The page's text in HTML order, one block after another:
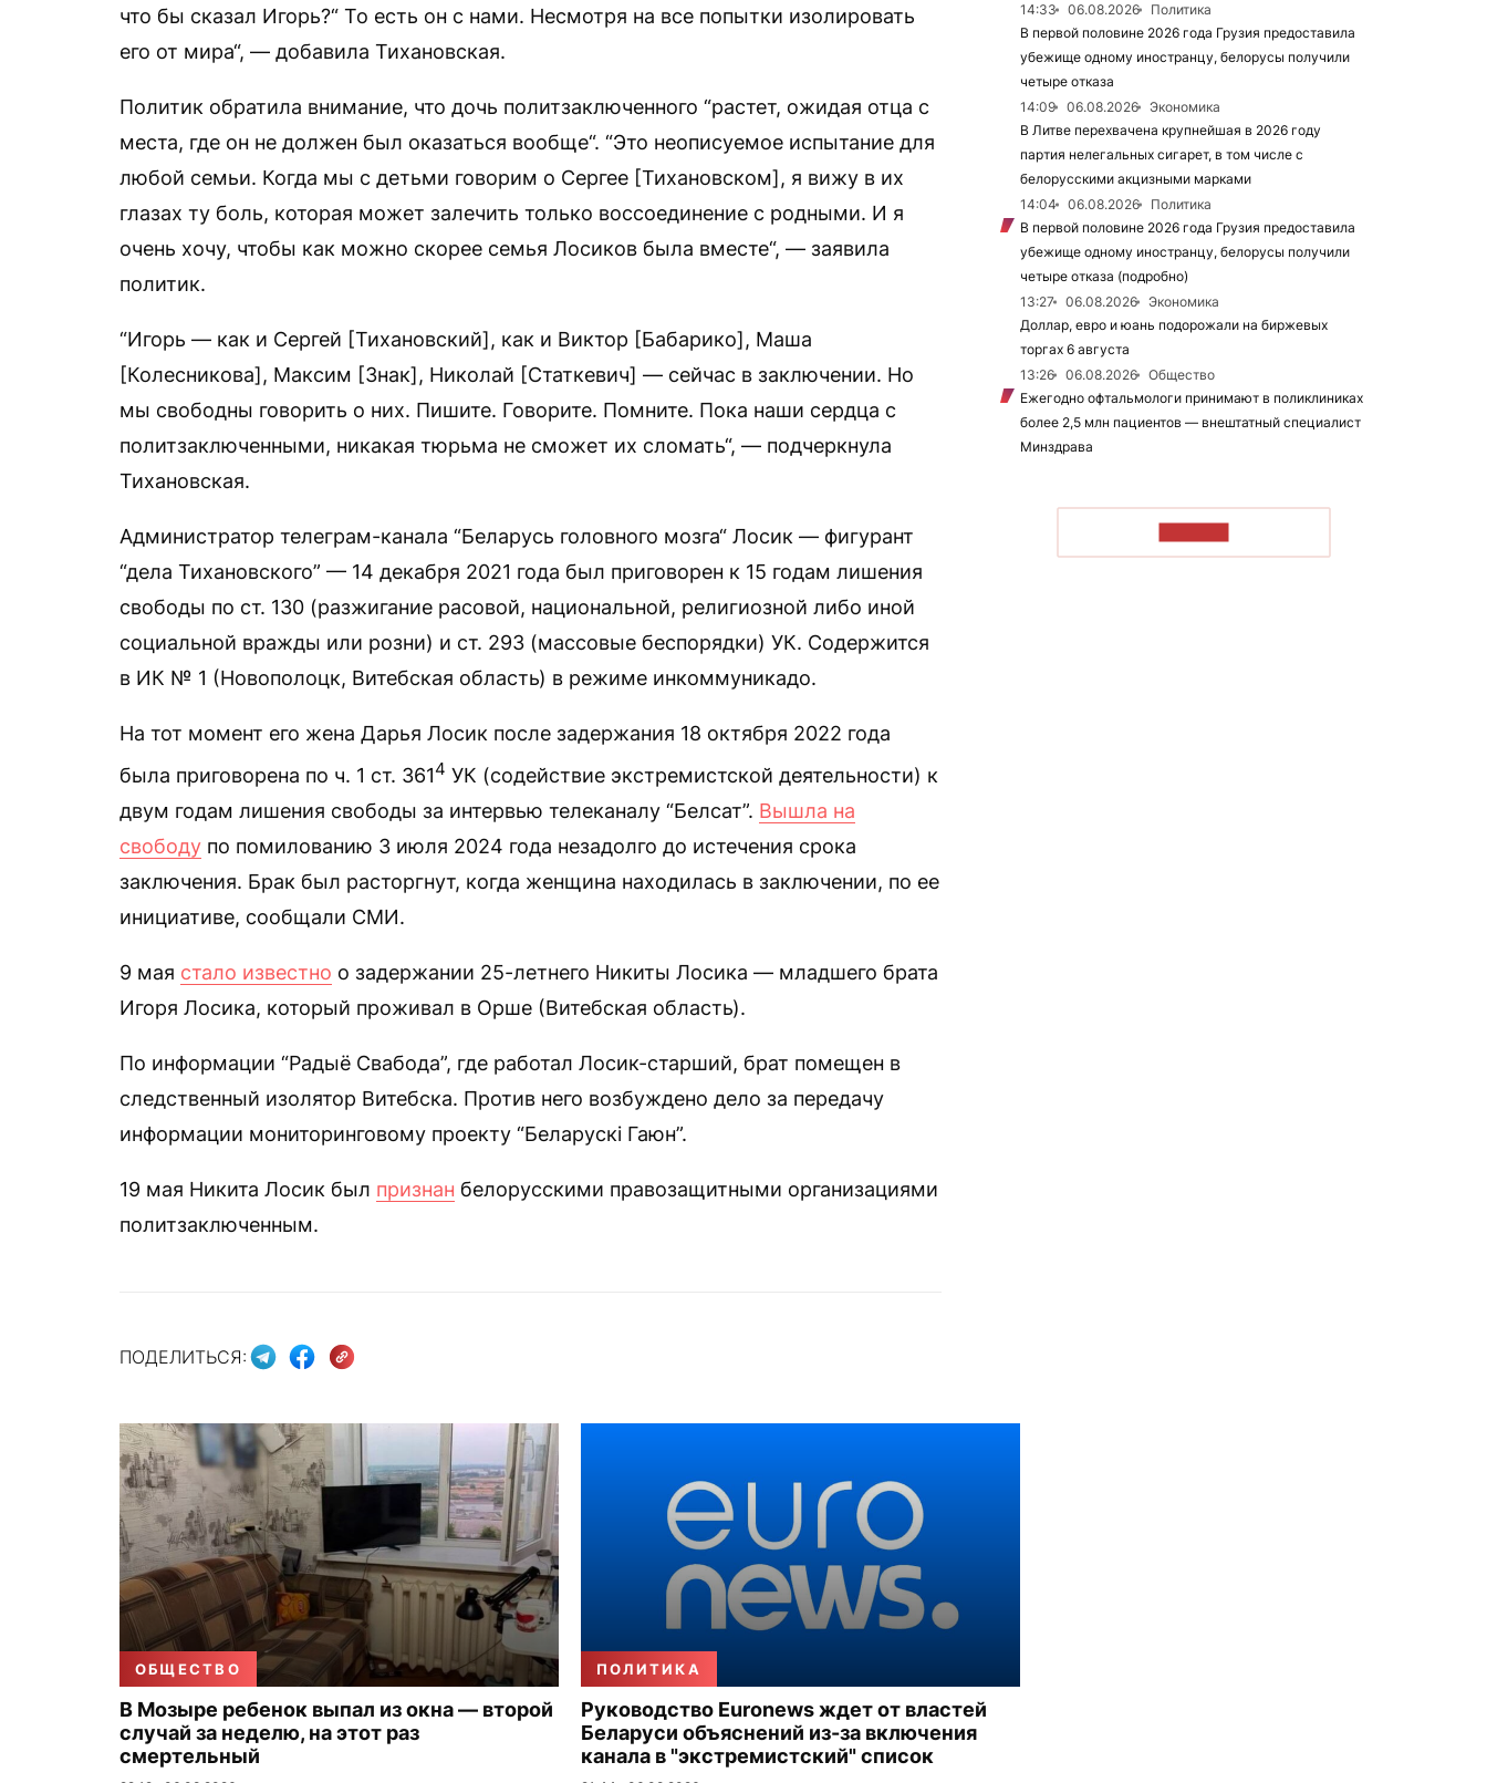
что бы сказал Игорь?“ То есть он с нами. Несмотря на все попытки изолировать
его от мира“, — добавила Тихановская.
Политик обратила внимание, что дочь политзаключенного “растет, ожидая отца с
места, где он не должен был оказаться вообще“. “Это неописуемое испытание для
любой семьи. Когда мы с детьми говорим о Сергее [Тихановском], я вижу в их
глазах ту боль, которая может залечить только воссоединение с родными. И я
очень хочу, чтобы как можно скорее семья Лосиков была вместе“, — заявила
политик.
“Игорь — как и Сергей [Тихановский], как и Виктор [Бабарико], Маша
[Колесникова], Максим [Знак], Николай [Статкевич] — сейчас в заключении. Но
мы свободны говорить о них. Пишите. Говорите. Помните. Пока наши сердца с
политзаключенными, никакая тюрьма не сможет их сломать“, — подчеркнула
Тихановская.
Администратор телеграм-канала “Беларусь головного мозга“ Лосик — фигурант
“дела Тихановского” — 14 декабря 2021 года был приговорен к 15 годам лишения
свободы по ст. 130 (разжигание расовой, национальной, религиозной либо иной
социальной вражды или розни) и ст. 293 (массовые беспорядки) УК. Содержится
в ИК № 1 (Новополоцк, Витебская область) в режиме инкоммуникадо.
На тот момент его жена Дарья Лосик после задержания 18 октября 2022 года
была приговорена по ч. 1 ст. 3614 УК (содействие экстремистской деятельности) к
двум годам лишения свободы за интервью телеканалу “Белсат”. Вышла на
свободу по помилованию 3 июля 2024 года незадолго до истечения срока
заключения. Брак был расторгнут, когда женщина находилась в заключении, по ее
инициативе, сообщали СМИ.
9 мая стало известно о задержании 25-летнего Никиты Лосика — младшего брата
Игоря Лосика, который проживал в Орше (Витебская область).
По информации “Радыё Свабода”, где работал Лосик-старший, брат помещен в
следственный изолятор Витебска. Против него возбуждено дело за передачу
информации мониторинговому проекту “Беларускі Гаюн”.
19 мая Никита Лосик был признан белорусскими правозащитными организациями
политзаключенным.
ПОДЕЛИТЬСЯ:
ОБЩЕСТВО
В Мозыре ребенок выпал из окна — второй
случай за неделю, на этот раз
смертельный
ПОЛИТИКА
Руководство Euronews ждет от властей
Беларуси объяснений из-за включения
канала в "экстремистский" список
14:33
06.08.2026
Политика
В первой половине 2026 года Грузия предоставила
убежище одному иностранцу, белорусы получили
четыре отказа
14:09
06.08.2026
Экономика
В Литве перехвачена крупнейшая в 2026 году
партия нелегальных сигарет, в том числе с
белорусскими акцизными марками
14:04
06.08.2026
Политика
В первой половине 2026 года Грузия предоставила
убежище одному иностранцу, белорусы получили
четыре отказа (подробно)
13:27
06.08.2026
Экономика
Доллар, евро и юань подорожали на биржевых
торгах 6 августа
13:26
06.08.2026
Общество
Ежегодно офтальмологи принимают в поликлиниках
более 2,5 млн пациентов — внештатный специалист
Минздрава